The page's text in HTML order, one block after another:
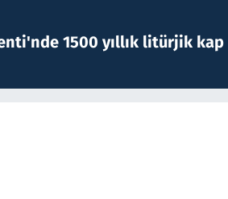
1500 yıllık litürjik kap